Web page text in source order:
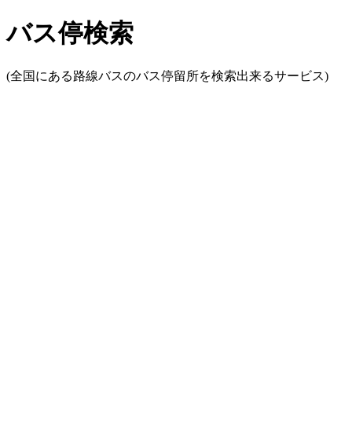
バス停検索
(全国にある路線バスのバス停留所を検索出来るサービス)